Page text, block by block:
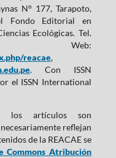
N° 177, Tarapoto,
Fondo Editorial en
Ecológicas. Tel.
Web:
reacae,
. Con ISSN
el ISSN International
los artículos son
reflejan
de la REACAE se
Commons Atribución